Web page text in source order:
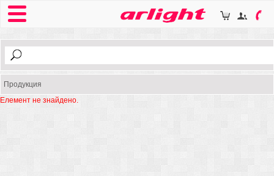
Продукция
Елемент не знайдено.